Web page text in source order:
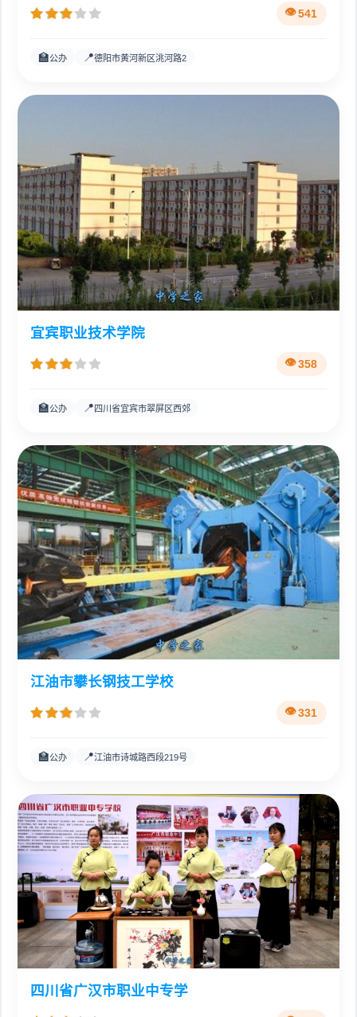
541
🏫公办 📍德阳市黄河新区洮河路2
宜宾职业技术学院
358
🏫公办 📍四川省宜宾市翠屏区西郊
江油市攀长钢技工学校
331
🏫公办 📍江油市诗城路西段219号
四川省广汉市职业中专学